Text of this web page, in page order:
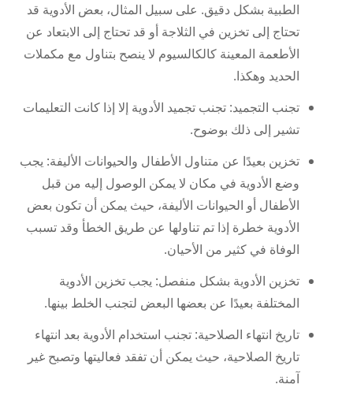
الطبية بشكل دقيق. على سبيل المثال، بعض الأدوية قد
تحتاج إلى تخزين في الثلاجة أو قد تحتاج إلى الابتعاد عن
الأطعمة المعينة كالكالسيوم لا ينصح بتناول مع مكملات
الحديد وهكذا.
تجنب التجميد: تجنب تجميد الأدوية إلا إذا كانت التعليمات
تشير إلى ذلك بوضوح.
تخزين بعيدًا عن متناول الأطفال والحيوانات الأليفة: يجب
وضع الأدوية في مكان لا يمكن الوصول إليه من قبل
الأطفال أو الحيوانات الأليفة، حيث يمكن أن تكون بعض
الأدوية خطرة إذا تم تناولها عن طريق الخطأ وقد تسبب
الوفاة في كثير من الأحيان.
تخزين الأدوية بشكل منفصل: يجب تخزين الأدوية
المختلفة بعيدًا عن بعضها البعض لتجنب الخلط بينها.
تاريخ انتهاء الصلاحية: تجنب استخدام الأدوية بعد انتهاء
تاريخ الصلاحية، حيث يمكن أن تفقد فعاليتها وتصبح غير
آمنة.